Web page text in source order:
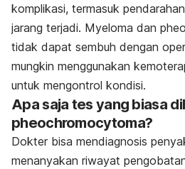
komplikasi, termasuk
jarang terjadi. Myeloma dan
tidak dapat sembuh dengan
mungkin menggunakan
untuk mengontrol kondisi.
Apa saja tes yang biasa
pheochromocytoma?
Dokter bisa mendiagnosis
menanyakan riwayat